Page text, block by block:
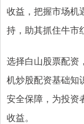
收益，把握市场机
持，助其抓住牛市
选择白山股票配资
机炒股配资基础知
安全保障，为投资
收益。